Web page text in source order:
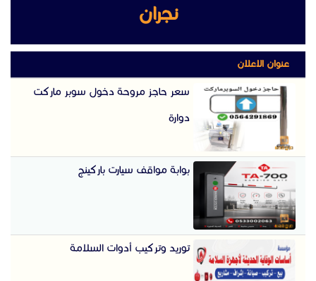
نجران
عنوان الاعلان
سعر حاجز مروحة دخول سوبر ماركت
دوارة
بوابة مواقف سيارت باركينج
توريد وتركيب أدوات السلامة